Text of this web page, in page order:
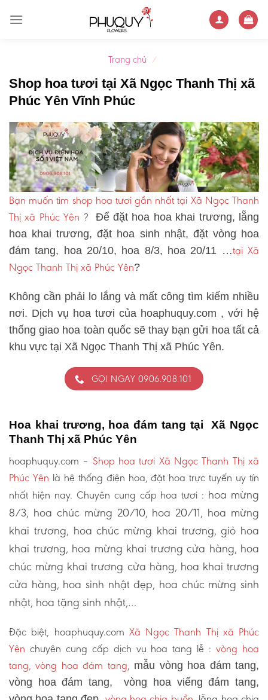
Trang chủ /
Shop hoa tươi tại Xã Ngọc Thanh Thị xã
Phúc Yên Vĩnh Phúc
Bạn muốn tìm shop hoa tươi gần nhất tại Xã Ngọc Thanh
Thị xã Phúc Yên ?Để đặt hoa hoa khai trương, lẵng
hoa khai trương, đặt hoa sinh nhật, đặt vòng hoa
đám tang, hoa 20/10, hoa 8/3, hoa 20/11 …tại Xã
Ngọc Thanh Thị xã Phúc Yên?
Không cần phải lo lắng và mất công tìm kiếm nhiều
nơi. Dịch vụ hoa tươi của hoaphuquy.com , với hệ
thống giao hoa toàn quốc sẽ thay bạn gửi hoa tất cả
khu vực tại Xã Ngọc Thanh Thị xã Phúc Yên.
GỌI NGAY 0906.908.101
Hoa khai trương, hoa đám tang tại Xã Ngọc
Thanh Thị xã Phúc Yên
hoaphuquy.com – Shop hoa tươi Xã Ngọc Thanh Thị xã
Phúc Yên là hệ thống điện hoa, đặt hoa trực tuyến uy tín
nhất hiện nay. Chuyên cung cấp hoa tươi : hoa mừng
8/3, hoa chúc mừng 20/10, hoa 20/11, hoa mừng
khai trương, hoa chúc mừng khai trương, giỏ hoa
khai trương, hoa mừng khai trương cửa hàng, hoa
chúc mừng khai trương cửa hàng, hoa khai trương
cửa hàng, hoa sinh nhật đẹp, hoa chúc mừng sinh
nhật, hoa tặng sinh nhật,…
Đặc biệt, hoaphuquy.com Xã Ngọc Thanh Thị xã Phúc
Yên chuyên cung cấp dịch vụ hoa tang lễ :vòng hoa
tang, vòng hoa đám tang, mẫu vòng hoa đám tang,
vòng hoa đám tang, vòng hoa viếng đám tang,